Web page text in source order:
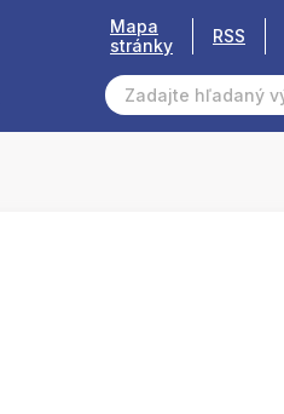
Mapa
stránky
RSS